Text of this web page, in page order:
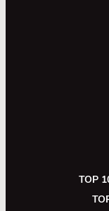
TOP